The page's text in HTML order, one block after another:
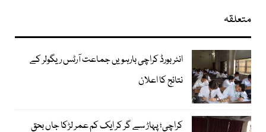
متعلقہ
انٹر بورڈ کراچی بارہویں جماعت آرٹس ریگولر کے
نتائج کا اعلان
کراچی؛ پہاڑ سے گر کر ایک کم عمر لڑکا جاں بحق